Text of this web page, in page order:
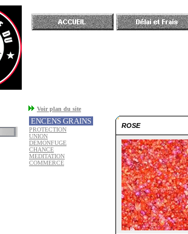
Voir plan du site
ENCENS GRAINS
PROTECTION
UNION
DEMONFUGE
CHANCE
MEDITATION
COMMERCE
ROSE